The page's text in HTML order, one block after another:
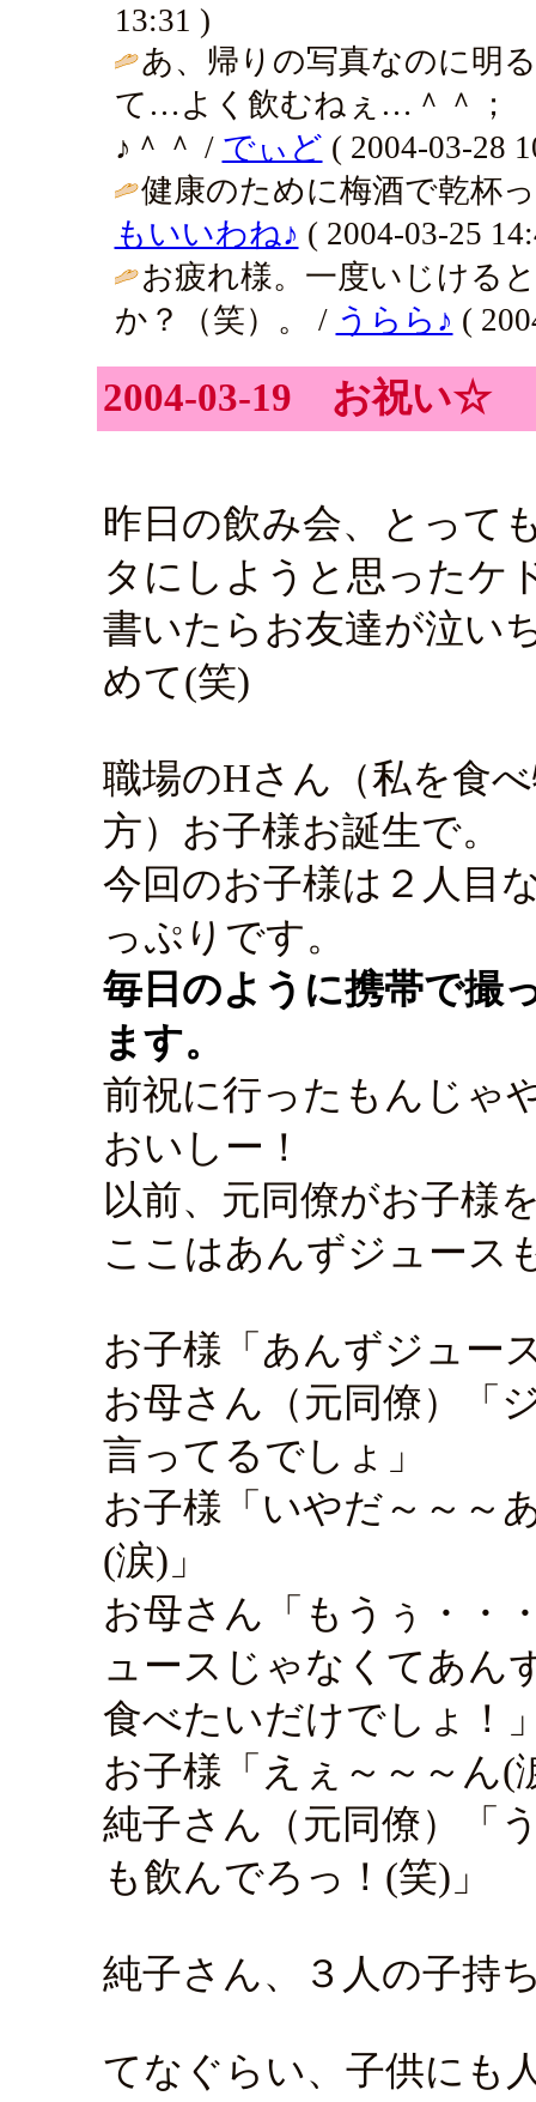
13:31 )
あ、帰りの写真なのに明
て…よく飲むねぇ…＾＾；
♪＾＾ / でぃど ( 2004-03-28
健康のために梅酒で乾
もいいわね♪ ( 2004-03-25
お疲れ様。一度いじける
か？（笑）。 / うらら♪ (
2004-03-19 お祝い☆
昨日の飲み会、とって
タにしようと思ったケ
書いたらお友達が泣い
めて(笑)
職場のHさん（私を食
方）お子様お誕生で。
今回のお子様は２人目
っぷりです。
毎日のように携帯で撮
ます。
前祝に行ったもんじゃ
おいしー！
以前、元同僚がお子様
ここはあんずジュース
お子様「あんずジュー
お母さん（元同僚）「
言ってるでしょ」
お子様「いやだ～～～
(涙)」
お母さん「もうぅ・・
ュースじゃなくてあん
食べたいだけでしょ！
お子様「えぇ～～～ん(
純子さん（元同僚）「
も飲んでろっ！(笑)」
純子さん、３人の子持
てなぐらい、子供にも